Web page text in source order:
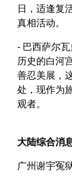
日，适逢复
真相活动。
- 巴西萨尔
历史的白河
善忍美展，
处，现作为
观者。
大陆综合消
广州谢宇冤